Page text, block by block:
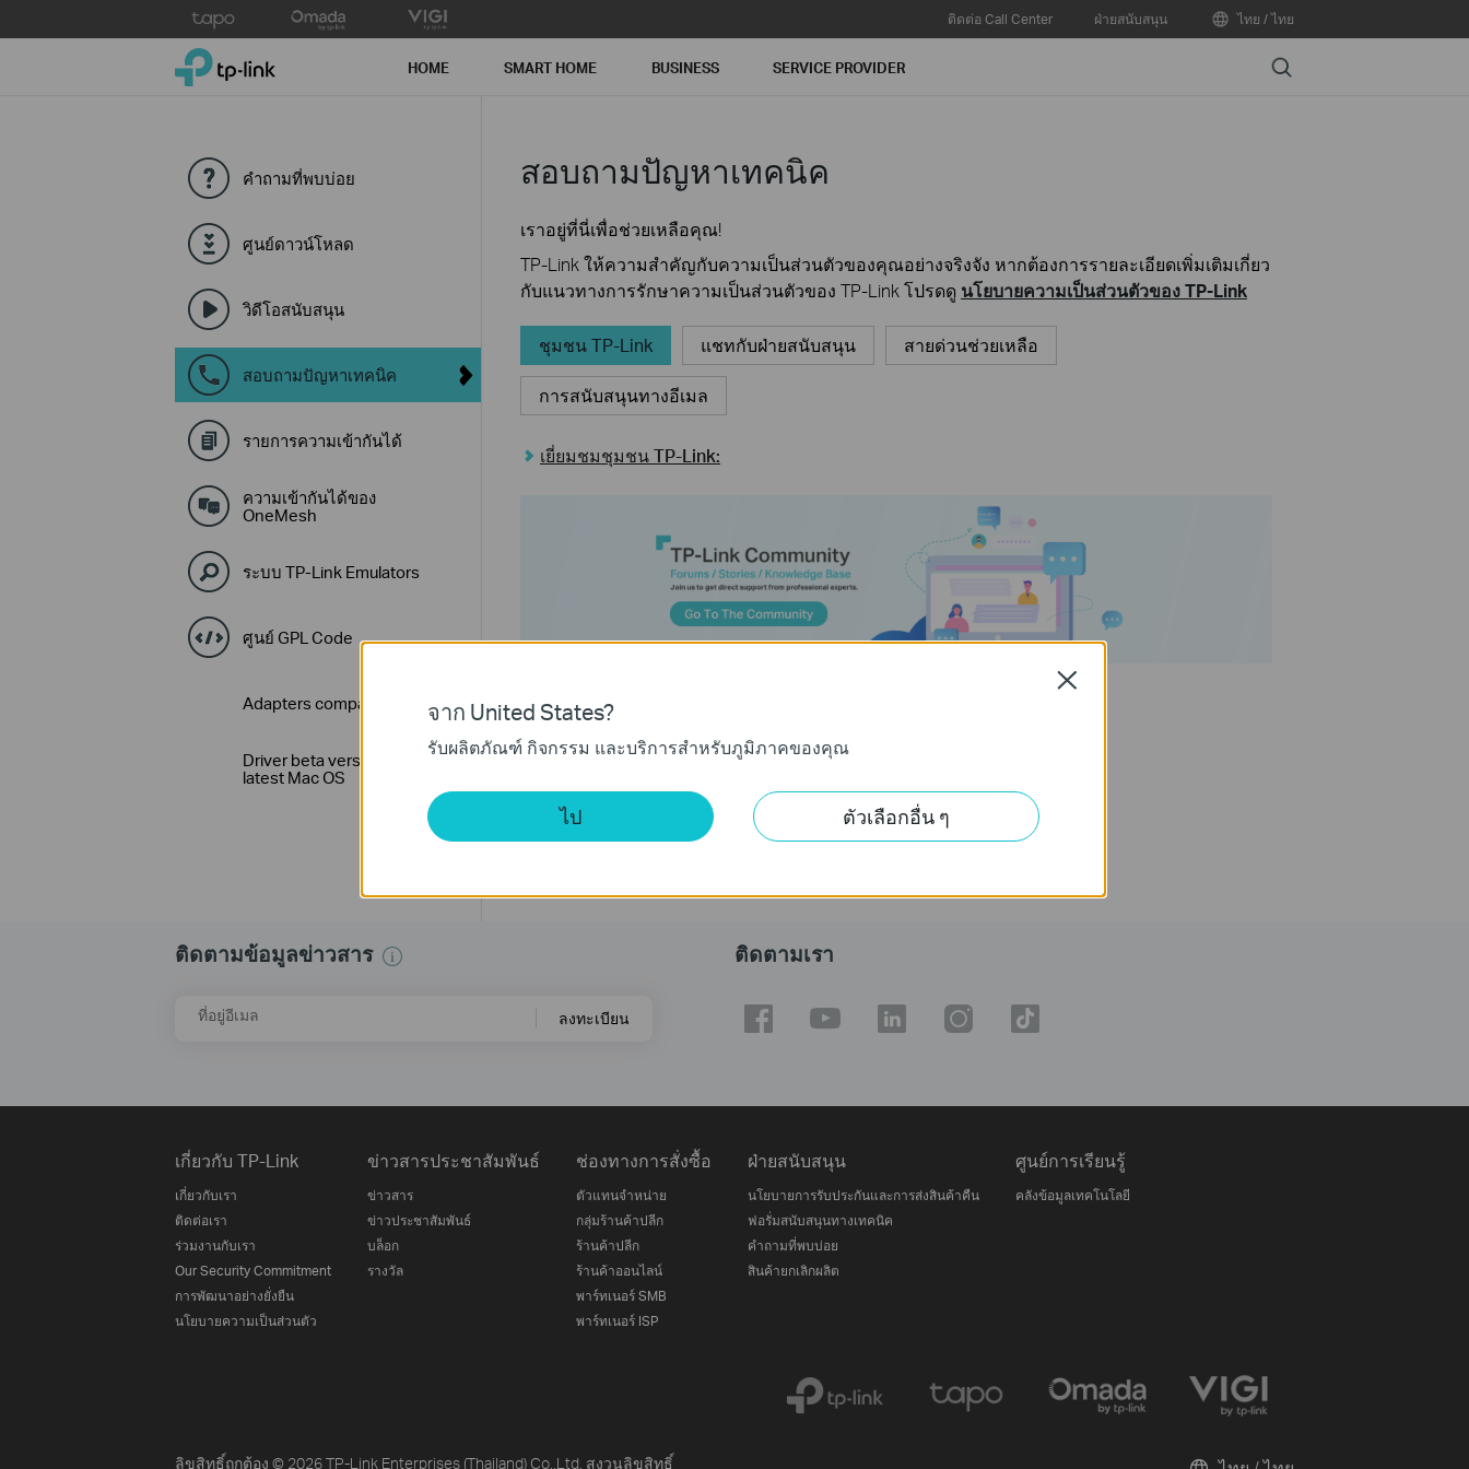
to
ติดต่อ Call Center ฝ่ายสนับสนุน ไทย / ไทย
TP-Link, Reliably Smart HOME SMART HOME BUSINESS SERVICE PROVIDER Search
คำถามที่พบบ่อย
ศูนย์ดาวน์โหลด
วิดีโอสนับสนุน
สอบถามปัญหาเทคนิค
รายการความเข้ากันได้
ความเข้ากันได้ของ
OneMesh
ระบบ TP-Link Emulators
ศูนย์ GPL Code
Adapters compatibility Lists
Driver beta version for
latest Mac OS
สอบถามปัญหาเทคนิค
เราอยู่ที่นี่เพื่อช่วยเหลือคุณ!
TP-Link ให้ความสำคัญกับความเป็นส่วนตัวของคุณอย่างจริงจัง หากต้องการรายละเอียดเพิ่มเติมเกี่ยว
กับแนวทางการรักษาความเป็นส่วนตัวของ TP-Link โปรดดู นโยบายความเป็นส่วนตัวของ TP-Link
ชุมชน TP-Link แชทกับฝ่ายสนับสนุน สายด่วนช่วยเหลือ
การสนับสนุนทางอีเมล
เยี่ยมชมชุมชน TP-Link:
ติดตามข้อมูลข่าวสาร
ที่อยู่อีเมล ลงทะเบียน
ติดตามเรา
เกี่ยวกับ TP-Link
เกี่ยวกับเรา
ติดต่อเรา
ร่วมงานกับเรา
Our Security Commitment
การพัฒนาอย่างยั่งยืน
นโยบายความเป็นส่วนตัว
ข่าวสารประชาสัมพันธ์
ข่าวสาร
ข่าวประชาสัมพันธ์
บล็อก
รางวัล
ช่องทางการสั่งซื้อ
ตัวแทนจำหน่าย
กลุ่มร้านค้าปลีก
ร้านค้าปลีก
ร้านค้าออนไลน์
พาร์ทเนอร์ SMB
พาร์ทเนอร์ ISP
ฝ่ายสนับสนุน
นโยบายการรับประกันและการส่งสินค้าคืน
ฟอรั่มสนับสนุนทางเทคนิค
คำถามที่พบบ่อย
สินค้ายกเลิกผลิต
ศูนย์การเรียนรู้
คลังข้อมูลเทคโนโลยี
ลิขสิทธิ์ถูกต้อง © 2026 TP-Link Enterprises (Thailand) Co.,Ltd. สงวนลิขสิทธิ์
จาก United States?
รับผลิตภัณฑ์ กิจกรรม และบริการสำหรับภูมิภาคของคุณ
ไป ตัวเลือกอื่น ๆ
Close